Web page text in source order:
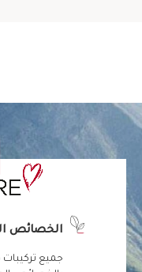
الخصائص
جميع تركيبات